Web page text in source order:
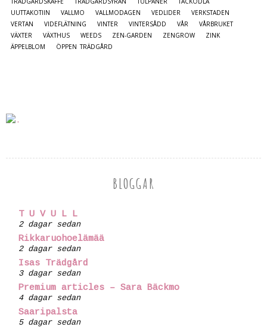
UUTTAKOTIIN
VALLMO VALLMODAGEN VEDLIDER
VERKSTADEN
VERTAN
VIDEFLÄTNING VINTER VINTERSÅDD VÅR
VÅRBRUKET
VÄXTER
VÄXTHUS WEEDS ZEN-GARDEN ZENGROW
ZINK
ÄPPELBLOM
ÖPPEN TRÄDGÅRD
BLOGGAR
T U V U L L
2 dagar sedan
Rikkaruohoelämää
2 dagar sedan
Isas Trädgård
3 dagar sedan
Premium articles – Sara Bäckmo
4 dagar sedan
Saaripalsta
5 dagar sedan